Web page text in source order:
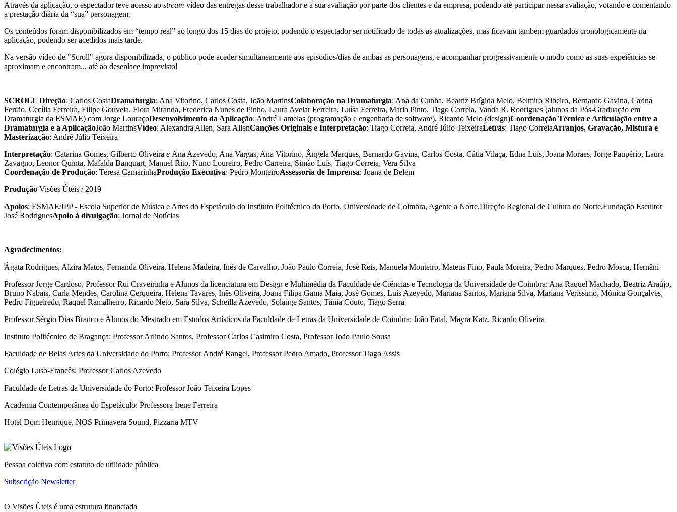
Através da aplicação, o espectador teve acesso ao stream vídeo das entregas desse trabalhador e à sua avaliação por parte dos clientes e da empresa, podendo até participar nessa avaliação, votando e comentando
a prestação diária da “sua” personagem.
Os conteúdos foram disponibilizados em “tempo real” ao longo dos 15 dias do projeto, podendo o espectador ser notificado de todas as atualizações, mas ficavam também guardados cronologicamente na
aplicação, podendo ser acedidos mais tarde.
Na versão vídeo de "Scroll" agora disponibilizada, o público pode aceder simultaneamente aos episódios/dias de ambas as personagens, e acompanhar progressivamente o modo como as suas expeiências se
aproximam e encontram... até ao desenlace imprevisto!
SCROLL Direção: Carlos CostaDramaturgia: Ana Vitorino, Carlos Costa, João MartinsColaboração na Dramaturgia: Ana da Cunha, Beatriz Brígida Melo, Belmiro Ribeiro, Bernardo Gavina, Carina
Ferrão, Cecília Ferreira, Filipe Gouveia, Flora Miranda, Frederica Nunes de Pinho, Laura Avelar Ferreira, Luísa Ferreira, Maria Pinto, Tiago Correia, Vanda R. Rodrigues (alunos da Pós-Graduação em
Dramaturgia da ESMAE) com Jorge LouraçoDesenvolvimento da Aplicação: André Lamelas (programação e engenharia de software), Ricardo Melo (design)Coordenação Técnica e Articulação entre a
Dramaturgia e a AplicaçãoJoão MartinsVídeo: Alexandra Allen, Sara AllenCanções Originais e Interpretação: Tiago Correia, André Júlio TeixeiraLetras: Tiago CorreiaArranjos, Gravação, Mistura e
Masterização: André Júlio Teixeira
Interpretação: Catarina Gomes, Gilberto Oliveira e Ana Azevedo, Ana Vargas, Ana Vitorino, Ângela Marques, Bernardo Gavina, Carlos Costa, Cátia Vilaça, Edna Luís, Joana Moraes, Jorge Paupério, Laura
Zavagno, Leonor Quinta, Mafalda Banquart, Manuel Rito, Nuno Loureiro, Pedro Carreira, Simão Luís, Tiago Correia, Vera Silva
Coordenação de Produção: Teresa CamarinhaProdução Executiva: Pedro MonteiroAssessoria de Imprensa: Joana de Belém
Produção Visões Úteis / 2019
Apoios: ESMAE/IPP - Escola Superior de Música e Artes do Espetáculo do Instituto Politécnico do Porto, Universidade de Coimbra, Agente a Norte,Direção Regional de Cultura do Norte,Fundação Escultor
José RodriguesApoio à divulgação: Jornal de Notícias
Agradecimentos:
Ágata Rodrigues, Alzira Matos, Fernanda Oliveira, Helena Madeira, Inês de Carvalho, João Paulo Correia, José Reis, Manuela Monteiro, Mateus Fino, Paula Moreira, Pedro Marques, Pedro Mosca, Hernâni
Professor Jorge Cardoso, Professor Rui Craveirinha e Alunos da licenciatura em Design e Multimédia da Faculdade de Ciências e Tecnologia da Universidade de Coimbra: Ana Raquel Machado, Beatriz Araújo,
Bruno Nabais, Carla Mendes, Carolina Cerqueira, Helena Tavares, Inês Oliveira, Joana Filipa Gama Maia, José Gomes, Luís Azevedo, Mariana Santos, Mariana Silva, Mariana Veríssimo, Mónica Gonçalves,
Pedro Figueiredo, Raquel Ramalheiro, Ricardo Neto, Sara Silva, Scheilla Azevedo, Solange Santos, Tânia Couto, Tiago Serra
Professor Sérgio Dias Branco e Alunos do Mestrado em Estudos Artísticos da Faculdade de Letras da Universidade de Coimbra: João Fatal, Mayra Katz, Ricardo Oliveira
Instituto Politécnico de Bragança: Professor Arlindo Santos, Professor Carlos Casimiro Costa, Professor João Paulo Sousa
Faculdade de Belas Artes da Universidade do Porto: Professor André Rangel, Professor Pedro Amado, Professor Tiago Assis
Colégio Luso-Francês: Professor Carlos Azevedo
Faculdade de Letras da Universidade do Porto: Professor João Teixeira Lopes
Academia Contemporânea do Espetáculo: Professora Irene Ferreira
Hotel Dom Henrique, NOS Primavera Sound, Pizzaria MTV
Pessoa coletiva com estatuto de utilidade pública
Subscrição Newsletter
O Visões Úteis é uma estrutura financiada